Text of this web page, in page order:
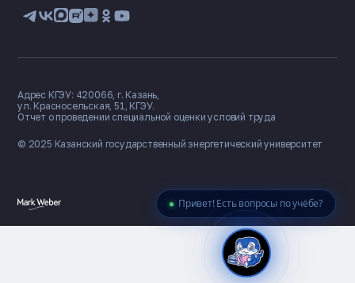
Привет! Есть вопросы по учёбе?
🏠 Общежитие
© 2025 Казанский государственный энергетический университет
Адрес КГЭУ: 420066, г. Казань,
ул. Красносельская, 51, КГЭУ.
Отчет о проведении специальной оценки условий труда